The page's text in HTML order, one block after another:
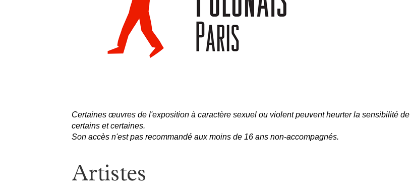
Certaines œuvres de l'exposition à caractère sexuel ou violent peuvent heurter la sensibilité de
certains et certaines.
Son accès n'est pas recommandé aux moins de 16 ans non-accompagnés.
Artistes